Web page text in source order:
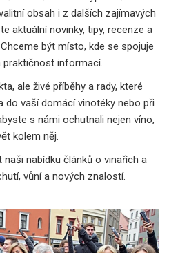
obsah i z dalších zajímavých
aktuální novinky, tipy, recenze a
být místo, kde se spojuje
praktičnost informací.
ale živé příběhy a rady, které
do vaší domácí vinotéky nebo při
s námi ochutnali nejen víno,
kolem něj.
nabídku článků o vinařích a
vůní a nových znalostí.